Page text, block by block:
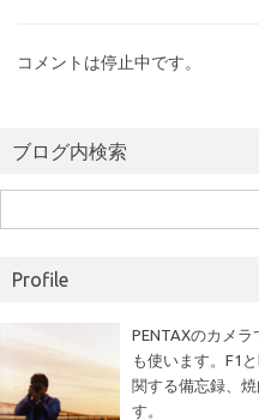
コメントは停止中です。
ブログ内検索
索:
Profile
PENTAXのカメ
も使います。F1
関する備忘録、
す。